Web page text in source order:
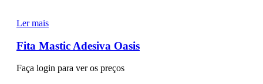
Ler mais
Fita Mastic Adesiva Oasis
Faça login para ver os preços